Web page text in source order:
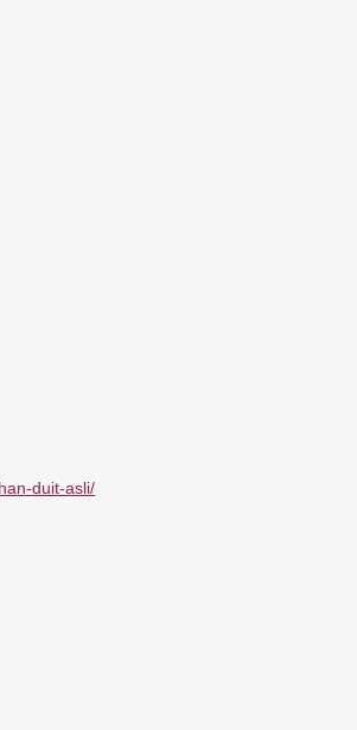
duit-asli/